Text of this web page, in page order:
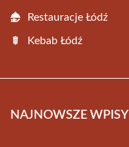
Restauracje Łódź
Kebab Łódź
NAJNOWSZE WPISY